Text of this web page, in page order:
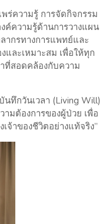
ร่ความรู้ การจัดกิจกรรม
ค์ความรู้ด้านการวางแผน
ากรทางการแพทย์และ
และเหมาะสม เพื่อให้ทุก
ที่สอดคล้องกับความ
นทึกวันเวลา (Living Will)
มต้องการของผู้ป่วย เพื่อ
จ้าของชีวิตอย่างแท้จริง”